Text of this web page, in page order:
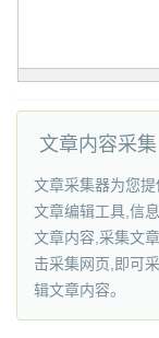
文章内容采集
文章采集器为您
文章编辑工具,信
文章内容,采集文
击采集网页,即可
辑文章内容。